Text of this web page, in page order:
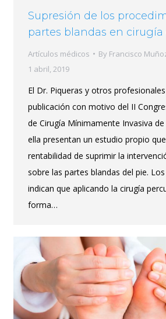
Supresión de los
partes blandas en cirugía
Artículos médicos By Francisco
1 abril, 2019
El Dr. Piqueras y otros
publicación con motivo del II
de Cirugía Mínimamente Invasiva
ella presentan un estudio propio
rentabilidad de suprimir la
sobre las partes blandas del pie.
indican que aplicando la cirugía
forma…